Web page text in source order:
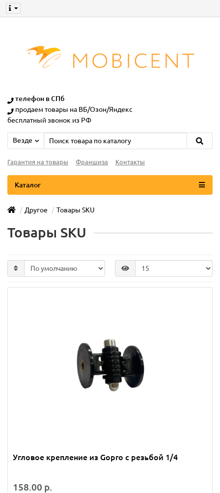
телефон в СПб
продаем товары на ВБ/Озон/Яндекс
бесплатный звонок из РФ
Везде
Гарантия на товары Франшиза Контакты
Каталог
Другое Товары SKU
Товары SKU
Угловое крепление из Gopro с резьбой 1/4
158.00 р.